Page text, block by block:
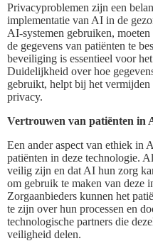
Privacyproblemen zijn een
implementatie van AI in de
AI-systemen gebruiken,
de gegevens van patiënten te
beveiliging is essentieel voor
Duidelijkheid over hoe
gebruikt, helpt bij het
privacy.
Vertrouwen van patiënten in
Een ander aspect van ethiek in
patiënten in deze technologie.
veilig zijn en dat AI hun zorg
om gebruik te maken van deze
Zorgaanbieders kunnen het
te zijn over hun processen en
technologische partners die
veiligheid delen.